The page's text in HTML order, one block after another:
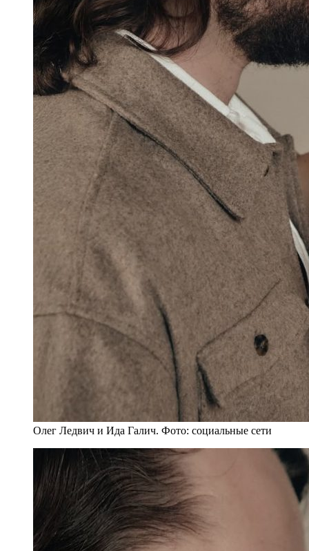
Олег Ледвич и Ида Галич. Фото: социальные сети